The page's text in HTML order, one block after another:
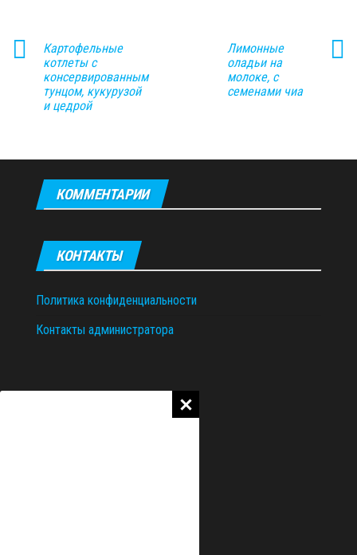
Картофельные
котлеты с
консервированным
тунцом, кукурузой
и цедрой
Лимонные
оладьи на
молоке, с
семенами чиа
КОММЕНТАРИИ
КОНТАКТЫ
Политика конфиденциальности
Контакты администратора